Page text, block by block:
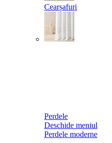
Cearșafuri
Perdele
Deschide meniul
Perdele moderne